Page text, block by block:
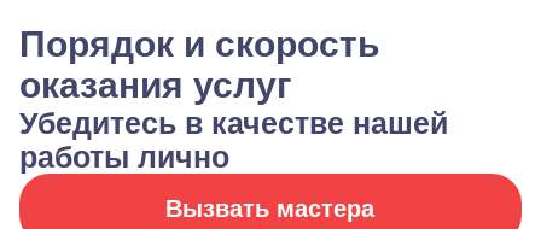
Порядок и скорость
оказания услуг
Убедитесь в качестве нашей
работы лично
Вызвать мастера